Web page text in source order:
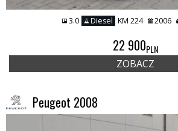
3.0 Diesel KM 224 2006
22 900PLN
ZOBACZ
Peugeot 2008